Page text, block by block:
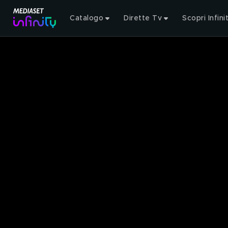
Catalogo Dirette Tv Scopri